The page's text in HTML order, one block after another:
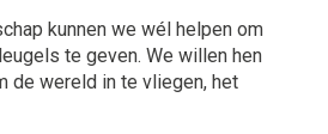
kunnen we wél helpen om
te geven. We willen hen
de wereld in te vliegen, het